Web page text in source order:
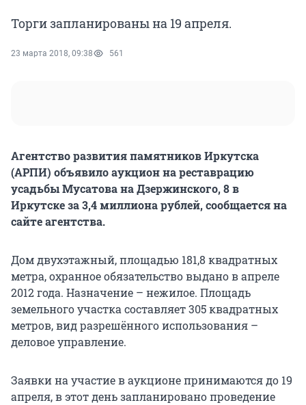
Торги запланированы на 19 апреля.
23 марта 2018, 09:38 561
Агентство развития памятников Иркутска
(АРПИ) объявило аукцион на реставрацию
усадьбы Мусатова на Дзержинского, 8 в
Иркутске за 3,4 миллиона рублей, сообщается на
сайте агентства.
Дом двухэтажный, площадью 181,8 квадратных
метра, охранное обязательство выдано в апреле
2012 года. Назначение – нежилое. Площадь
земельного участка составляет 305 квадратных
метров, вид разрешённого использования –
деловое управление.
Заявки на участие в аукционе принимаются до 19
апреля, в этот день запланировано проведение